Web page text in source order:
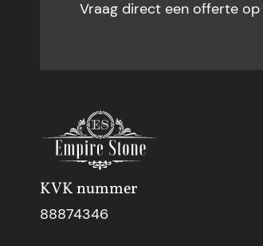
Vraag direct een offerte
KVK nummer
88874346